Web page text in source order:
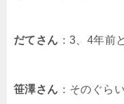
だてさん ：3、4年前
笹澤さん ：そのぐら